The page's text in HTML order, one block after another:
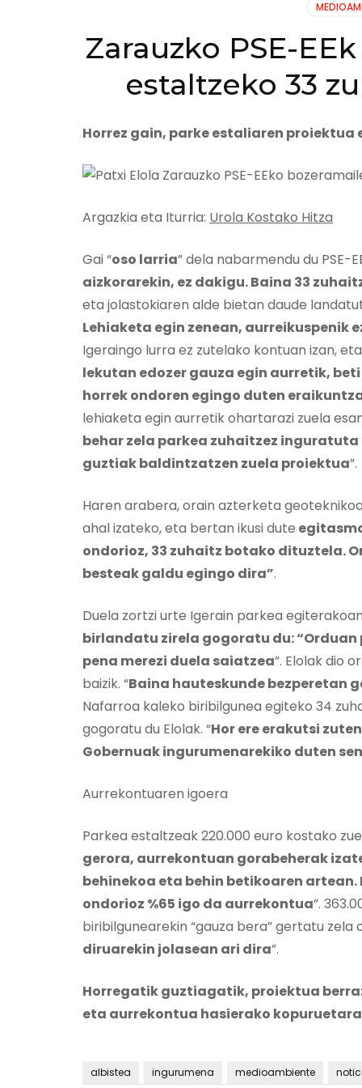
Zarauzko PSE-
estaltzeko 33
Horrez gain, parke estaliaren proiektua
Argazkia eta Iturria: Urola Kostako Hitza
Gai “oso larria” dela nabarmendu du PSE-
aizkorarekin, ez dakigu. Baina 33
eta jolastokiaren alde bietan daude
Lehiaketa egin zenean, aurreikuspenik
Igeraingo lurra ez zutelako kontuan izan,
lekutan edozer gauza egin aurretik,
horrek ondoren egingo duten
lehiaketa egin aurretik ohartarazi zuela
behar zela parkea zuhaitzez
guztiak baldintzatzen zuela proiektua”.
Haren arabera, orain azterketa
ahal izateko, eta bertan ikusi dute
ondorioz, 33 zuhaitz botako dituztela.
besteak galdu egingo dira”.
Duela zortzi urte Igerain parkea egiterakoan
birlandatu zirela gogoratu du: “Orduan
pena merezi duela saiatzea”. Elolak dio
baizik. “Baina hauteskunde bezperetan
Nafarroa kaleko biribilgunea egiteko 34
gogoratu du Elolak. “Hor ere erakutsi
Gobernuak ingurumenarekiko duten
Aurrekontuaren igoera
Parkea estaltzeak 220.000 euro kostako
gerora, aurrekontuan gorabeherak
behinekoa eta behin betikoaren
ondorioz %65 igo da aurrekontua”.
biribilgunearekin “gauza bera” gertatu zela
diruarekin jolasean ari dira”.
Horregatik guztiagatik, proiektua
eta aurrekontua hasierako
albistea ingurumena medioambiente